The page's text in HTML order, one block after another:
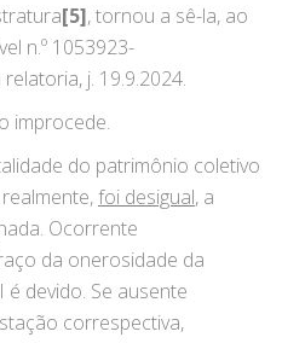
[5], tornou a sê-la, ao
n.º 1053923-
j. 19.9.2024.
improcede.
do patrimônio coletivo
realmente,foi desigual, a
Ocorrente
da onerosidade da
devido. Se ausente
correspectiva,